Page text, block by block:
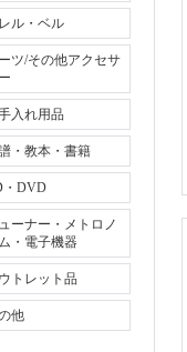
ル・ベル
ツ/その他アクセサ
入れ用品
・教本・書籍
・DVD
ーナー・メトロノ
・電子機器
トレット品
他